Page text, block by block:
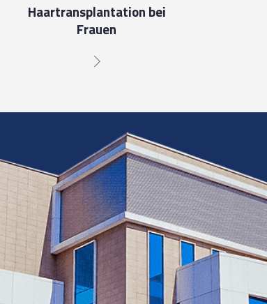
Haartransplantation bei
Frauen